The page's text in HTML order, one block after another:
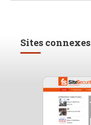
Sites connexes